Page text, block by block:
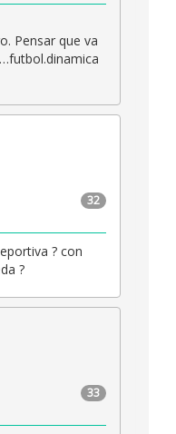
Pensar que va
32
? con
?
33